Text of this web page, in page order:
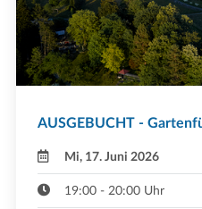
AUSGEBUCHT -
Mi, 17. Juni 2026
19:00 - 20:00 Uhr